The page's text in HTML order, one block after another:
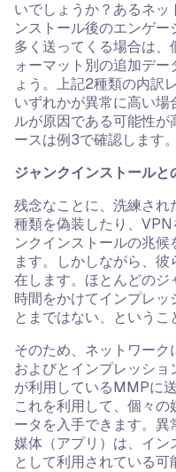
いでしょうか？あるネッ
ンストール後のエンゲ
多く送ってくる場合は
ォーマット別の追加デ
ょう。上記2種類の内訳
いずれかが異常に高い
ルが原因である可能性
ースは例3で確認します。
ジャンクインストールと
残念なことに、洗練さ
種類を偽装したり、
ンクインストールの兆
ます。しかしながら、
在します。ほとんどの
時間をかけてインプレッ
とまではない、というこ
そのため、ネットワーク
およびとインプレッシ
が利用しているMMPに
これを利用して、個々
ータを入手できます。
媒体（アプリ）は、イ
として利用されている可